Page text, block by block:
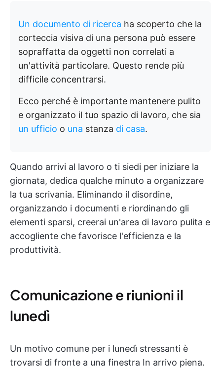
Un documento di ricerca ha scoperto che la
corteccia visiva di una persona può essere
sopraffatta da oggetti non correlati a
un'attività particolare. Questo rende più
difficile concentrarsi.
Ecco perché è importante mantenere pulito
e organizzato il tuo spazio di lavoro, che sia
un ufficio o una stanza di casa.
Quando arrivi al lavoro o ti siedi per iniziare la
giornata, dedica qualche minuto a organizzare
la tua scrivania. Eliminando il disordine,
organizzando i documenti e riordinando gli
elementi sparsi, creerai un'area di lavoro pulita e
accogliente che favorisce l'efficienza e la
produttività.
Comunicazione e riunioni il
lunedì
Un motivo comune per i lunedì stressanti è
trovarsi di fronte a una finestra In arrivo piena.